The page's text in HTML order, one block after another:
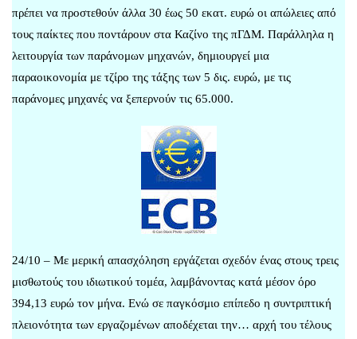
πρέπει να προστεθούν άλλα 30 έως 50 εκατ. ευρώ οι απώλειες από
τους παίκτες που ποντάρουν στα Καζίνο της πΓΔΜ. Παράλληλα η
λειτουργία των παράνομων μηχανών, δημιουργεί μια
παραοικονομία με τζίρο της τάξης των 5 δις. ευρώ, με τις
παράνομες μηχανές να ξεπερνούν τις 65.000.
24/10 – Με μερική απασχόληση εργάζεται σχεδόν ένας στους τρεις
μισθωτούς του ιδιωτικού τομέα, λαμβάνοντας κατά μέσον όρο
394,13 ευρώ τον μήνα. Ενώ σε παγκόσμιο επίπεδο η συντριπτική
πλειονότητα των εργαζομένων αποδέχεται την… αρχή του τέλους